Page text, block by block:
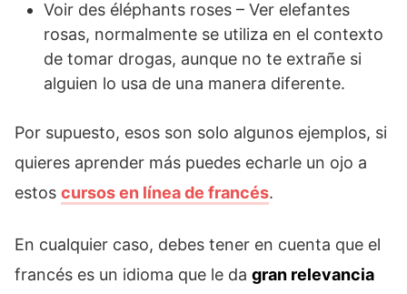
Voir des éléphants roses – Ver elefantes
rosas, normalmente se utiliza en el contexto
de tomar drogas, aunque no te extrañe si
alguien lo usa de una manera diferente.
Por supuesto, esos son solo algunos ejemplos, si
quieres aprender más puedes echarle un ojo a
estos cursos en línea de francés.
En cualquier caso, debes tener en cuenta que el
francés es un idioma que le da gran relevancia